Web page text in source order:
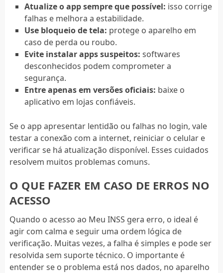
Atualize o app sempre que possível: isso corrige
falhas e melhora a estabilidade.
Use bloqueio de tela: protege o aparelho em
caso de perda ou roubo.
Evite instalar apps suspeitos: softwares
desconhecidos podem comprometer a
segurança.
Entre apenas em versões oficiais: baixe o
aplicativo em lojas confiáveis.
Se o app apresentar lentidão ou falhas no login, vale
testar a conexão com a internet, reiniciar o celular e
verificar se há atualização disponível. Esses cuidados
resolvem muitos problemas comuns.
O QUE FAZER EM CASO DE ERROS NO
ACESSO
Quando o acesso ao Meu INSS gera erro, o ideal é
agir com calma e seguir uma ordem lógica de
verificação. Muitas vezes, a falha é simples e pode ser
resolvida sem suporte técnico. O importante é
entender se o problema está nos dados, no aparelho